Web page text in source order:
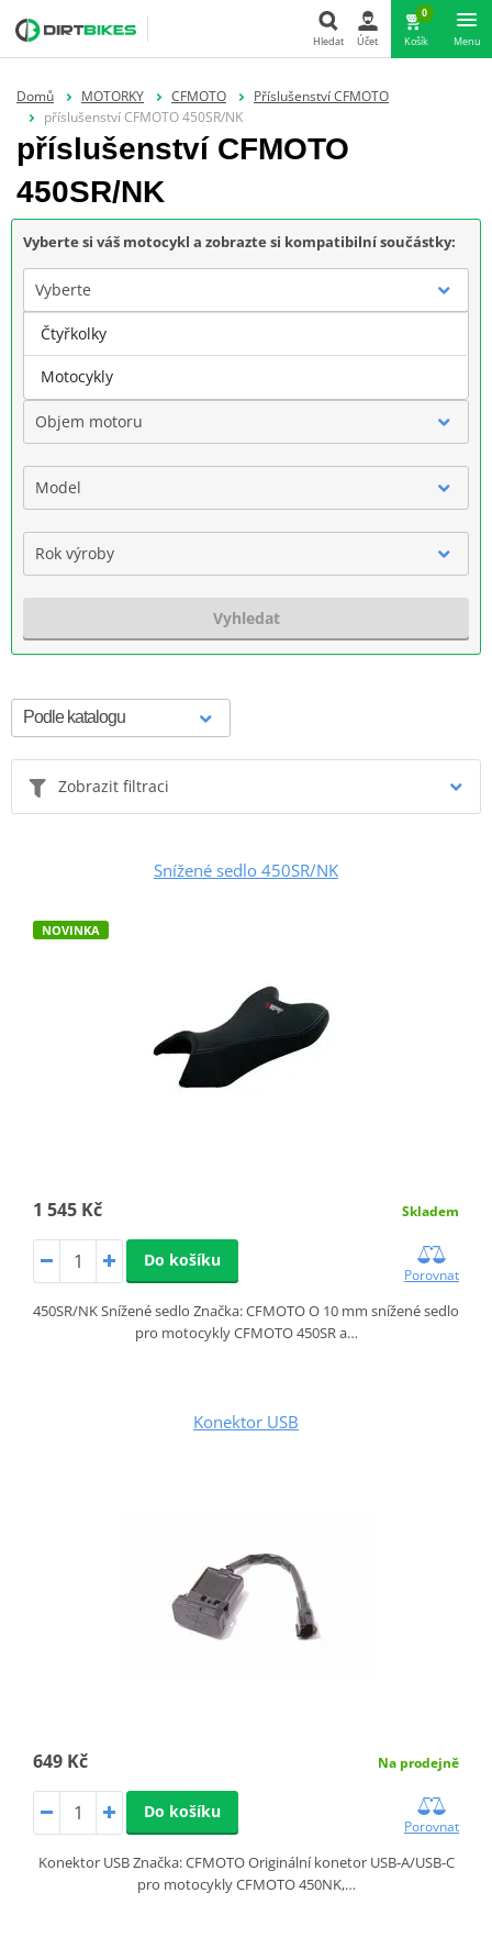
Hledat Účet
0
Košík Menu
Domů MOTORKY CFMOTO
Příslušenství CFMOTO
příslušenství CFMOTO 450SR/NK
příslušenství CFMOTO
450SR/NK
Vyberte si váš motocykl a zobrazte si kompatibilní součástky:
Vyberte
Značka
Objem motoru
Model
Rok výroby
Vyhledat
Zobrazit filtraci
Snížené sedlo 450SR/NK
NOVINKA
1 545 Kč Skladem
Do košíku
Porovnat
450SR/NK Snížené sedlo Značka: CFMOTO O 10 mm snížené sedlo
pro motocykly CFMOTO 450SR a…
Konektor USB
649 Kč Na prodejně
Do košíku
Porovnat
Konektor USB Značka: CFMOTO Originální konetor USB‑A/USB‑C
pro motocykly CFMOTO 450NK,…
Čtyřkolky
Motocykly